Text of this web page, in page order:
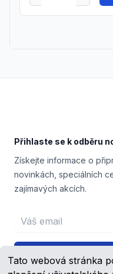
Tato webová stránka
Přihlaste se k odběru
Získejte informace o
novinkách, speciálních
zajímavých akcích.
Email address